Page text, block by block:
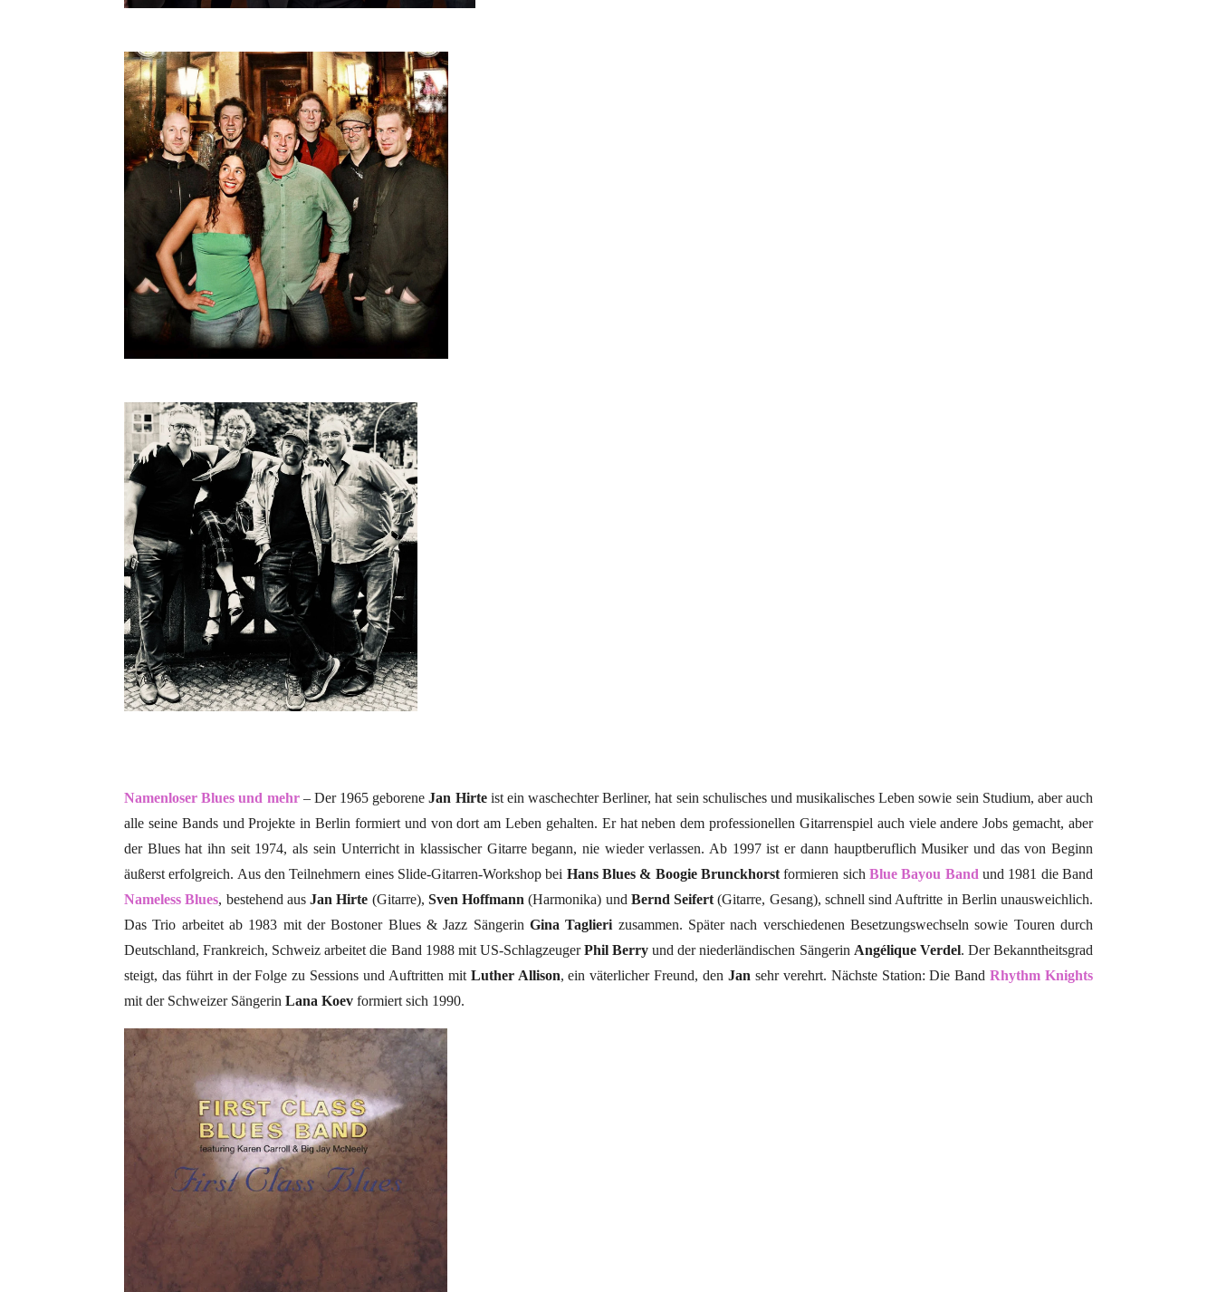
Namenloser Blues und mehr– Der 1965 geboreneJan Hirteist ein waschechter Berliner, hat sein schulisches und musikalisches Leben sowie sein Studium, aber auch
alle seine Bands und Projekte in Berlin formiert und von dort am Leben gehalten. Er hat neben dem professionellen Gitarrenspiel auch viele andere Jobs gemacht, aber
der Blues hat ihn seit 1974, als sein Unterricht in klassischer Gitarre begann, nie wieder verlassen. Ab 1997 ist er dann hauptberuflich Musiker und das von Beginn
äußerst erfolgreich. Aus den Teilnehmern eines Slide-Gitarren-Workshop bei Hans Blues & Boogie Brunckhorst formieren sichBlue Bayou Band und 1981 die Band
Nameless Blues, bestehend aus Jan Hirte (Gitarre), Sven Hoffmann (Harmonika) und Bernd Seifert (Gitarre, Gesang), schnell sind Auftritte in Berlin unausweichlich.
Das Trio arbeitet ab 1983 mit der Bostoner Blues & Jazz Sängerin Gina Taglieri zusammen. Später nach verschiedenen Besetzungswechseln sowie Touren durch
Deutschland, Frankreich, Schweiz arbeitet die Band 1988 mit US-SchlagzeugerPhil Berry und der niederländischen Sängerin Angélique Verdel. Der Bekanntheitsgrad
steigt, das führt in der Folge zu Sessions und Auftritten mit Luther Allison, ein väterlicher Freund, den Jan sehr verehrt. Nächste Station: Die BandRhythm Knights
mit der Schweizer Sängerin Lana Koev formiert sich 1990.